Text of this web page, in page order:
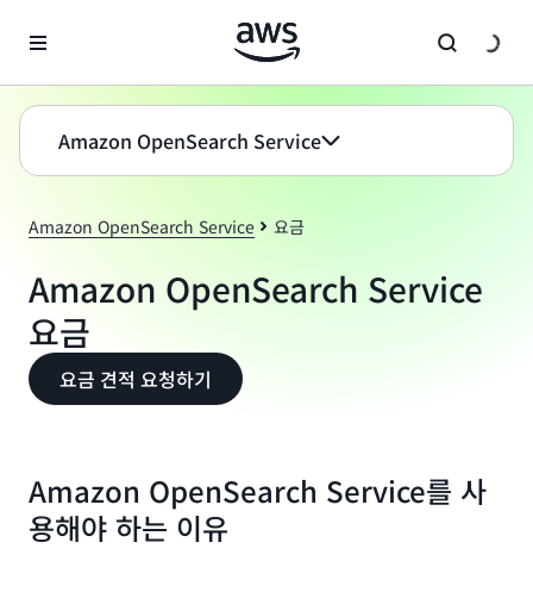
Amazon OpenSearch Service
Amazon OpenSearch Service 요금
Amazon OpenSearch Service
요금
요금 견적 요청하기
Amazon OpenSearch Service를 사
용해야 하는 이유